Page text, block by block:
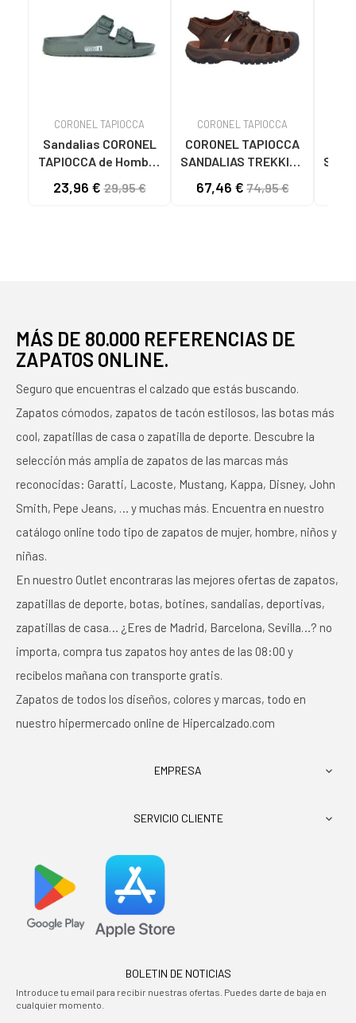
CORONEL TAPIOCCA
Sandalias CORONEL
TAPIOCCA de Hombre
HOMBRE T615-6
23,96 €29,95 €
CORONEL TAPIOCCA
CORONEL TAPIOCCA
SANDALIAS TREKKING
MARRONMARRON
67,46 €74,95 €
MÁS DE 80.000 REFERENCIAS DE
ZAPATOS ONLINE.
Seguro que encuentras el calzado que estás buscando.
Zapatos cómodos, zapatos de tacón estilosos, las botas más
cool, zapatillas de casa o zapatilla de deporte. Descubre la
selección más amplia de zapatos de las marcas más
reconocidas: Garatti, Lacoste, Mustang, Kappa, Disney, John
Smith, Pepe Jeans, … y muchas más. Encuentra en nuestro
catálogo online todo tipo de zapatos de mujer, hombre, niños y
niñas.
En nuestro Outlet encontraras las mejores ofertas de zapatos,
zapatillas de deporte, botas, botines, sandalias, deportivas,
zapatillas de casa… ¿Eres de Madrid, Barcelona, Sevilla…? no
importa, compra tus zapatos hoy antes de las 08:00 y
recíbelos mañana con transporte gratis.
Zapatos de todos los diseños, colores y marcas, todo en
nuestro hipermercado online de Hipercalzado.com
EMPRESA 
SERVICIO CLIENTE 
BOLETIN DE NOTICIAS
Introduce tu email para recibir nuestras ofertas. Puedes darte de baja en
cualquier momento.